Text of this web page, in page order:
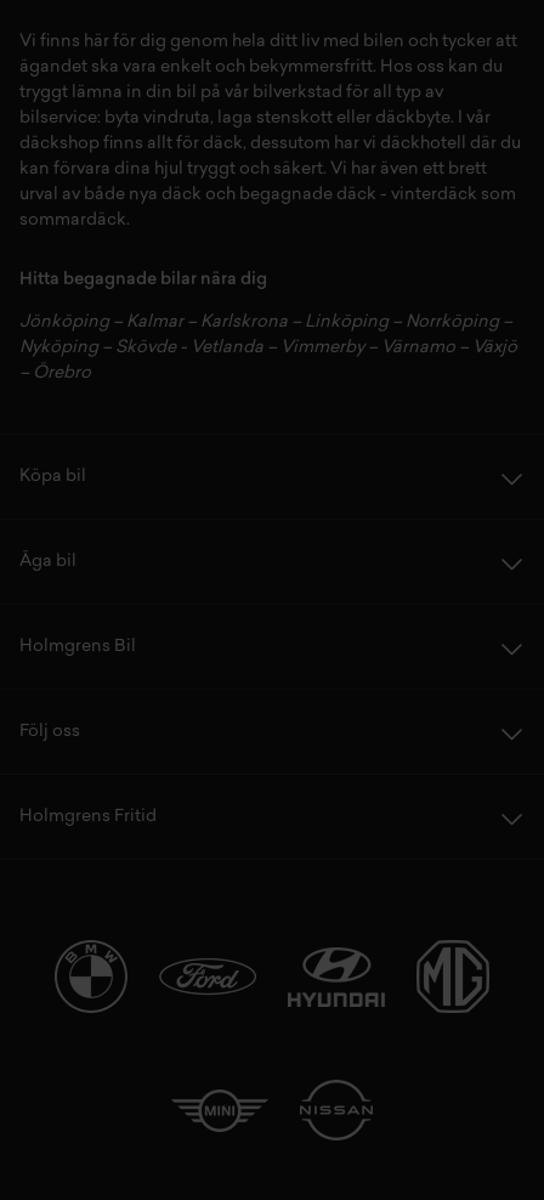
Vi finns här för dig genom hela ditt liv med bilen och tycker att
ägandet ska vara enkelt och bekymmersfritt. Hos oss kan du
tryggt lämna in din bil på vår bilverkstad för all typ av
bilservice: byta vindruta, laga stenskott eller däckbyte. I vår
däckshop finns allt för däck, dessutom har vi däckhotell där du
kan förvara dina hjul tryggt och säkert. Vi har även ett brett
urval av både nya däck och begagnade däck - vinterdäck som
sommardäck.
Hitta begagnade bilar nära dig
Jönköping– Kalmar – Karlskrona – Linköping– Norrköping–
Nyköping– Skövde- Vetlanda – Vimmerby– Värnamo – Växjö
– Örebro
Köpa bil
Äga bil
Holmgrens Bil
Följ oss
Holmgrens Fritid